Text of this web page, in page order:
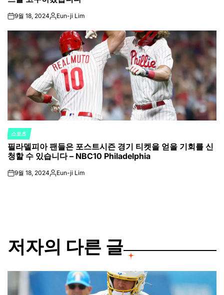
on9월 18, 2024Posted
Eun-ji Lim
POSTED
IN
스포츠
필라델피아 팬들은 포스트시즌 경기 티켓을 얻을 기회를 신
청할 수 있습니다 – NBC10 Philadelphia
on9월 18, 2024Posted
Eun-ji Lim
저자의 다른 글